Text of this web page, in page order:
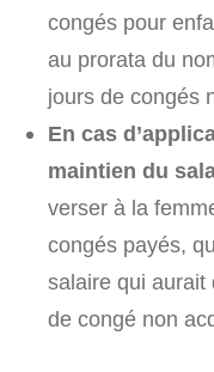
congés pour
au prorata du
jours de congés
En cas
maintien du
verser à la
congés payés,
salaire qui aurait
de congé non